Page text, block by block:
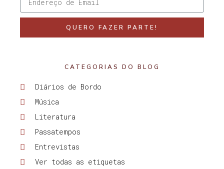
QUERO FAZER PARTE!
CATEGORIAS DO BLOG
Diários de Bordo
Música
Literatura
Passatempos
Entrevistas
Ver todas as etiquetas